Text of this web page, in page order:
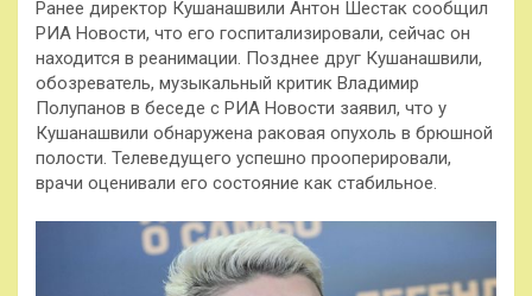
Ранее директор Кушанашвили Антон Шестак сообщил
РИА Новости, что его госпитализировали, сейчас он
находится в реанимации. Позднее друг Кушанашвили,
обозреватель, музыкальный критик Владимир
Полупанов в беседе с РИА Новости заявил, что у
Кушанашвили обнаружена раковая опухоль в брюшной
полости. Телеведущего успешно прооперировали,
врачи оценивали его состояние как стабильное.